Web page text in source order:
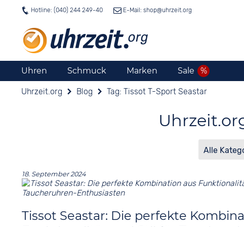
Hotline: (040) 244 249-40 E-Mail: shop@uhrzeit.org
Uhren Schmuck Marken Sale
Uhrzeit.org Blog Tag: Tissot T-Sport Seastar
18. September 2024
Tissot Seastar: Die perfekte